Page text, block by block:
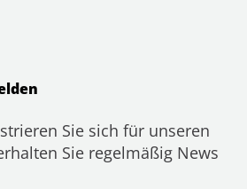
Sie sich für unseren
Sie regelmäßig News